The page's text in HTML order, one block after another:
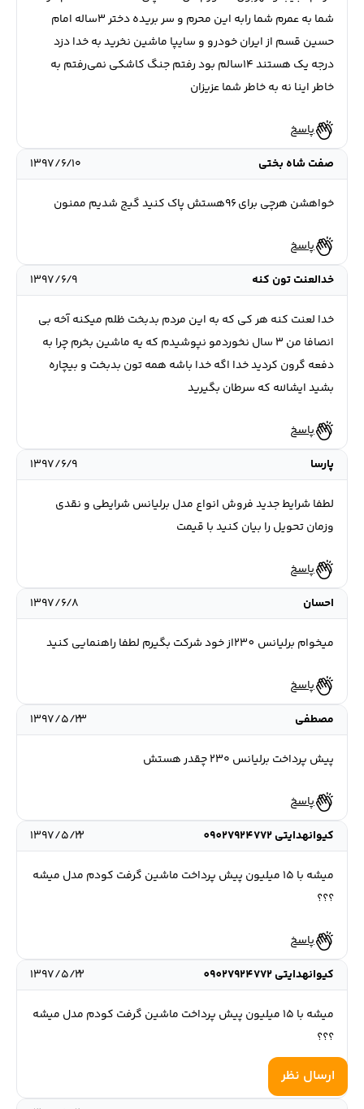
شما به عمرم شما رابه این محرم و سر بریده دختر ۳ساله امام
حسین قسم از ایران خودرو و سایپا ماشین نخرید به خدا دزد
درجه یک هستند ۱۴سالم بود رفتم جنگ کاشکی نمی‌رفتم به
خاطر اینا نه به خاطر شما عزیزان
پاسخ
صفت شاه بختی
۱۳۹۷/۶/۱۰
خواهشن هرچی برای ۹۶هستش پاک کنید گیج شدیم ممنون
پاسخ
خدالعنت تون كنه
۱۳۹۷/۶/۹
خدا لعنت كنه هر كي كه به اين مردم بدبخت ظلم ميكنه آخه بي
انصافا من ٣ سال نخوردمو نپوشيدم كه يه ماشين بخرم چرا به
دفعه گرون كرديد خدا اگه خدا باشه همه تون بدبخت و بيچاره
بشيد ايشالله كه سرطان بگيريد
پاسخ
پارسا
۱۳۹۷/۶/۹
لطفا شرایط جدید فروش انواع مدل برلیانس شرایطی و نقدی
وزمان تحویل را بیان کنید با قیمت
پاسخ
احسان
۱۳۹۷/۶/۸
میخوام برلیانس 230از خود شرکت بگیرم لطفا راهنمایی کنید
پاسخ
مصطفی
۱۳۹۷/۵/۲۳
پیش پرداخت برلیانس ۲۳۰ چقدر هستش
پاسخ
کیوانهدایتی 09027924772
۱۳۹۷/۵/۲۲
میشه با ۱۵ میلیون پیش پرداخت ماشین گرفت کودم مدل میشه
؟؟؟
پاسخ
کیوانهدایتی 09027924772
۱۳۹۷/۵/۲۲
میشه با ۱۵ میلیون پیش پرداخت ماشین گرفت کودم مدل میشه
؟؟؟
پاسخ
ارسال نظر